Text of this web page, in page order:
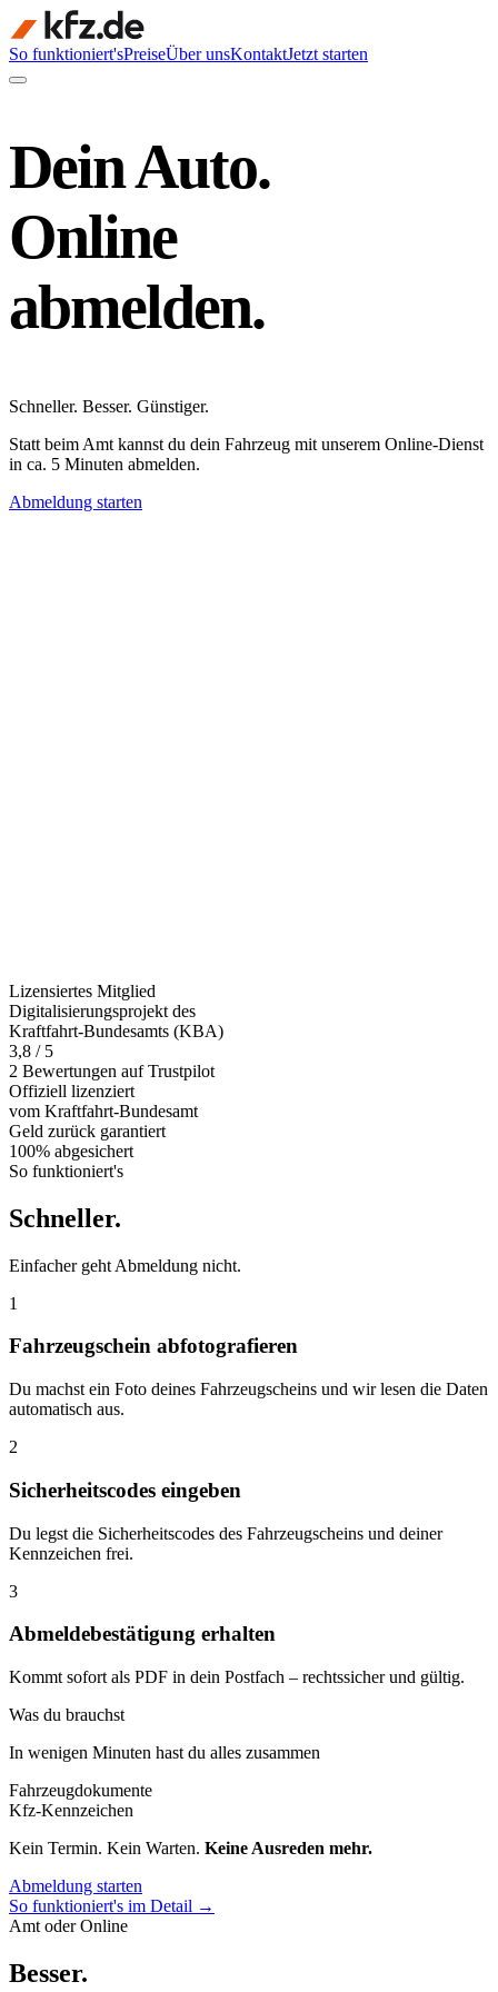
So funktioniert'sPreiseÜber unsKontaktJetzt starten
Dein Auto.
Online
abmelden.
Schneller. Besser. Günstiger.
Statt beim Amt kannst du dein Fahrzeug mit unserem Online-Dienst
in ca. 5 Minuten abmelden.
Abmeldung starten
Lizensiertes Mitglied
Digitalisierungsprojekt des
Kraftfahrt-Bundesamts (KBA)
3,8 / 5
2 Bewertungen auf Trustpilot
Offiziell lizenziert
vom Kraftfahrt-Bundesamt
Geld zurück garantiert
100% abgesichert
So funktioniert's
Schneller.
Einfacher geht Abmeldung nicht.
1
Fahrzeugschein abfotografieren
Du machst ein Foto deines Fahrzeugscheins und wir lesen die Daten
automatisch aus.
2
Sicherheitscodes eingeben
Du legst die Sicherheitscodes des Fahrzeugscheins und deiner
Kennzeichen frei.
3
Abmeldebestätigung erhalten
Kommt sofort als PDF in dein Postfach – rechtssicher und gültig.
Was du brauchst
In wenigen Minuten hast du alles zusammen
Fahrzeugdokumente
Kfz-Kennzeichen
Kein Termin. Kein Warten. Keine Ausreden mehr.
Abmeldung starten
So funktioniert's im Detail →
Amt oder Online
Besser.